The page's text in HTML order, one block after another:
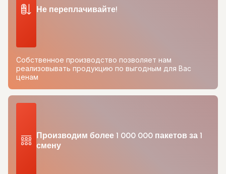
Не переплачивайте!
Собственное производство позволяет нам
реализовывать продукцию по выгодным для Вас
ценам
Производим более 1 000 000 пакетов за 1
смену